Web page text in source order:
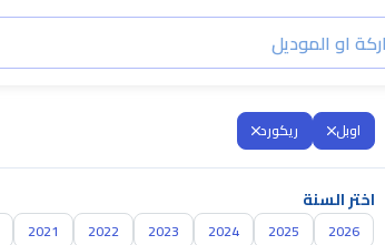
اوبل ريكورد
اختر السنة
2026
2025
2024
2023
2022
2021